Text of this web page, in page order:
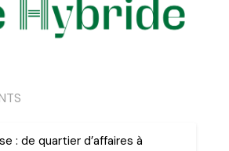
: de quartier d’affaires à